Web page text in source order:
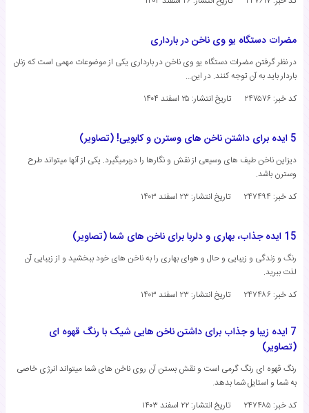
مضرات دستگاه یو وی ناخن در بارداری
در نظر گرفتن مضرات دستگاه یو وی ناخن در بارداری یکی از موضوعات مهمی است که زنان
باردار باید به آن توجه کنند. در این…
کد خبر: ۲۴۷۵۷۶
تاریخ انتشار: ۲۵ اسفند ۱۴۰۴
5 ایده برای داشتن ناخن های وسترن و کابویی! (تصاویر)
دیزاین ناخن طیف های وسیعی از نقش و نگارها را دربرمیگیرد. یکی از آنها میتواند طرح
وسترن باشد.
کد خبر: ۲۴۷۴۹۴
تاریخ انتشار: ۲۳ اسفند ۱۴۰۳
15 ایده جذاب، بهاری و دلربا برای ناخن های شما (تصاویر)
رنگ و زندگی و زیبایی و حال و هوای بهاری را به ناخن های خود ببخشید و از زیبایی آن
لذت ببرید.
کد خبر: ۲۴۷۴۸۶
تاریخ انتشار: ۲۳ اسفند ۱۴۰۳
7 ایده زیبا و جذاب برای داشتن ناخن هایی شیک با رنگ قهوه ای
(تصاویر)
رنگ قهوه ای رنگ گرمی است و نقش بستن آن روی ناخن های شما میتواند انرژی خاصی
به شما و استایل شما بدهد.
کد خبر: ۲۴۷۴۸۵
تاریخ انتشار: ۲۲ اسفند ۱۴۰۳